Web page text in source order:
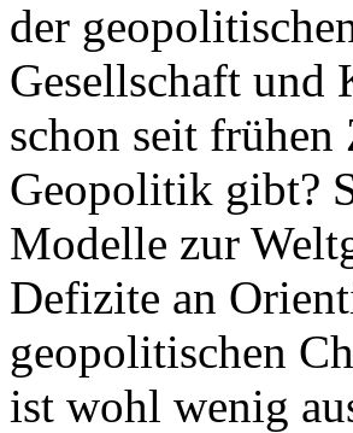
der
Gesellschaft und
schon seit frühen
Geopolitik gibt?
Modelle zur
Defizite an
geopolitischen
ist wohl wenig